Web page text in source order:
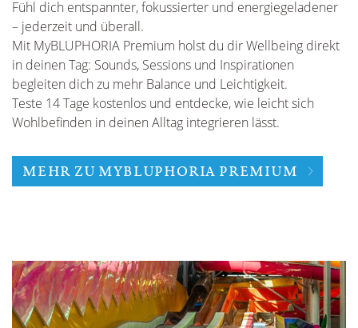
Fühl dich entspannter, fokussierter und energiegeladener
– jederzeit und überall.
Mit MyBLUPHORIA Premium holst du dir Wellbeing direkt
in deinen Tag: Sounds, Sessions und Inspirationen
begleiten dich zu mehr Balance und Leichtigkeit.
Teste 14 Tage kostenlos und entdecke, wie leicht sich
Wohlbefinden in deinen Alltag integrieren lässt.
MEHR ZU MYBLUPHORIA PREMIUM